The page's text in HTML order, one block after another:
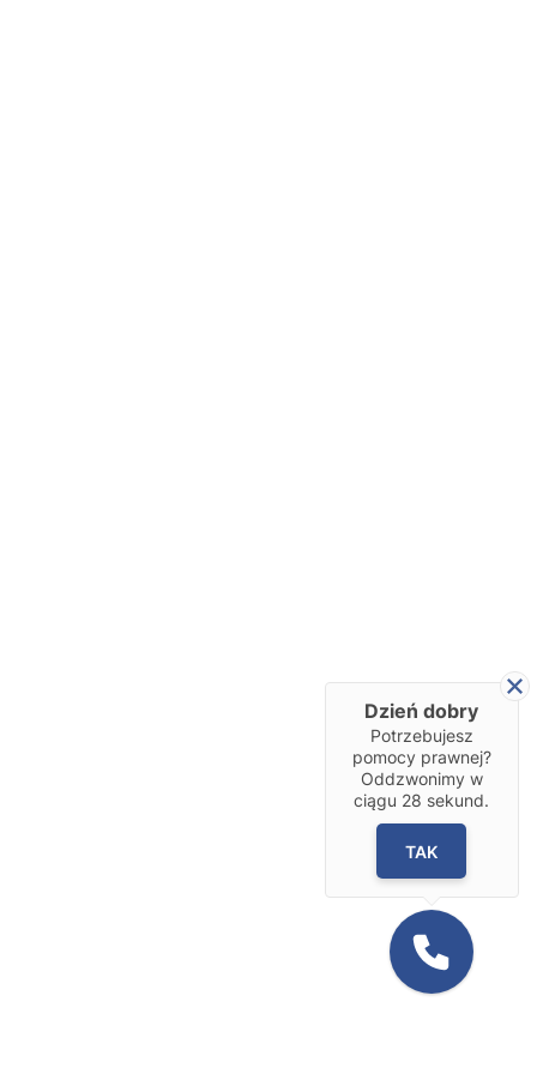
Dzień dobry
Potrzebujesz
pomocy prawnej?
Oddzwonimy w
ciągu 28 sekund.
TAK